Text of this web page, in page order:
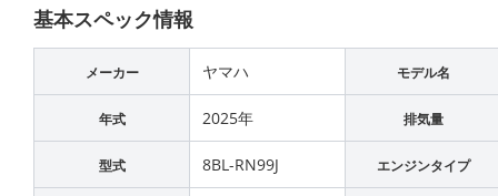
基本スペック情報
メーカー ヤマハ モデル名
年式 2025年 排気量
型式 8BL-RN99J エンジンタイプ